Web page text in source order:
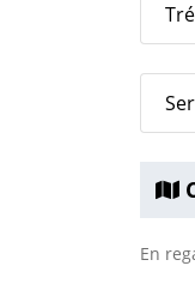
En